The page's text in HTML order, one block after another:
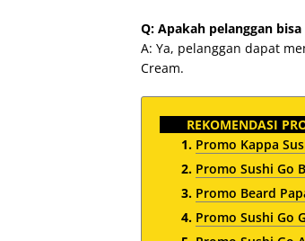
Q: Apakah pelanggan
A: Ya, pelanggan dapat
Cream.
REKOMENDASI
Promo Kappa
Promo Sushi Go
Promo Beard
Promo Sushi Go